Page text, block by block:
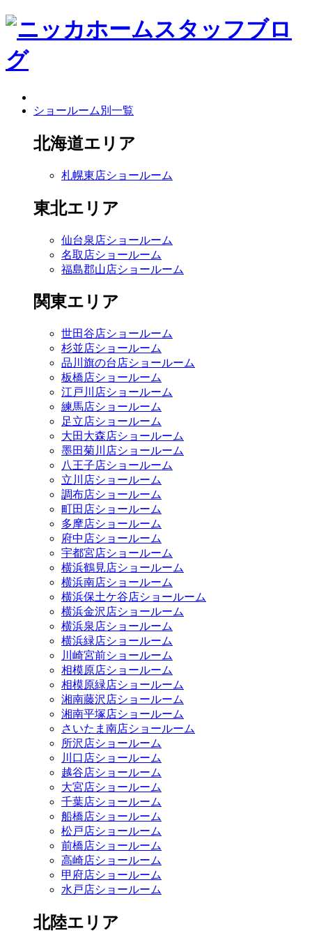
ショールーム別一覧
北海道エリア
札幌東店ショールーム
東北エリア
仙台泉店ショールーム
名取店ショールーム
福島郡山店ショールーム
関東エリア
世田谷店ショールーム
杉並店ショールーム
品川旗の台店ショールーム
板橋店ショールーム
江戸川店ショールーム
練馬店ショールーム
足立店ショールーム
大田大森店ショールーム
墨田菊川店ショールーム
八王子店ショールーム
立川店ショールーム
調布店ショールーム
町田店ショールーム
多摩店ショールーム
府中店ショールーム
宇都宮店ショールーム
横浜鶴見店ショールーム
横浜南店ショールーム
横浜保土ケ谷店ショールーム
横浜金沢店ショールーム
横浜泉店ショールーム
横浜緑店ショールーム
川崎宮前ショールーム
相模原店ショールーム
相模原緑店ショールーム
湘南藤沢店ショールーム
湘南平塚店ショールーム
さいたま南店ショールーム
所沢店ショールーム
川口店ショールーム
越谷店ショールーム
大宮店ショールーム
千葉店ショールーム
船橋店ショールーム
松戸店ショールーム
前橋店ショールーム
高崎店ショールーム
甲府店ショールーム
水戸店ショールーム
北陸エリア